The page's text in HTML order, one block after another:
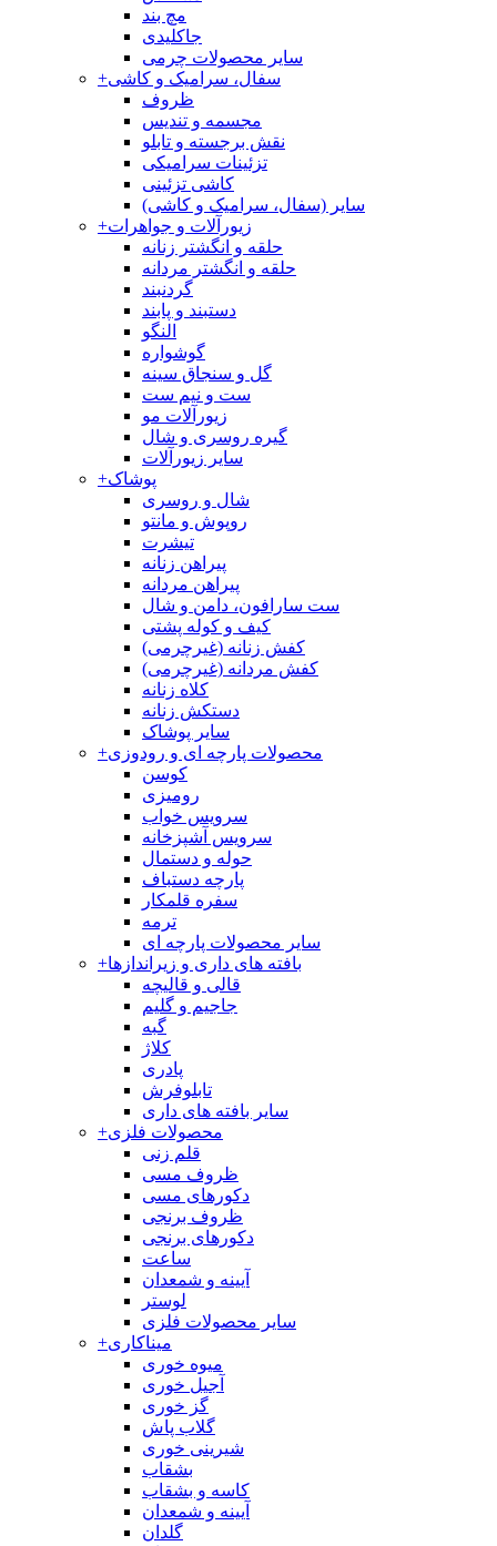
مچ بند
جاکلیدی
سایر محصولات چرمی
+سفال، سرامیک و کاشی
ظروف
مجسمه و تندیس
نقش برجسته و تابلو
تزئینات سرامیکی
کاشی تزئینی
سایر (سفال، سرامیک و کاشی)
+زیورآلات و جواهرات
حلقه و انگشتر زنانه
حلقه و انگشتر مردانه
گردنبند
دستبند و پابند
النگو
گوشواره
گل و سنجاق سینه
ست و نیم ست
زیورآلات مو
گیره روسری و شال
سایر زیورآلات
+پوشاک
شال و روسری
روپوش و مانتو
تیشرت
پیراهن زنانه
پیراهن مردانه
ست سارافون، دامن و شال
کیف و کوله پشتی
کفش زنانه (غیرچرمی)
کفش مردانه (غیرچرمی)
کلاه زنانه
دستکش زنانه
سایر پوشاک
+محصولات پارچه ای و رودوزی
کوسن
رومیزی
سرویس خواب
سرویس آشپزخانه
حوله و دستمال
پارچه دستباف
سفره قلمکار
ترمه
سایر محصولات پارچه ای
+بافته های داری و زیراندازها
قالی و قالیچه
جاجیم و گلیم
گبه
کلاژ
پادری
تابلوفرش
سایر بافته های داری
+محصولات فلزی
قلم زنی
ظروف مسی
دکورهای مسی
ظروف برنجی
دکورهای برنجی
ساعت
آیینه و شمعدان
لوستر
سایر محصولات فلزی
+میناکاری
میوه خوری
آجیل خوری
گز خوری
گلاب پاش
شیرینی خوری
بشقاب
کاسه و بشقاب
آیینه و شمعدان
گلدان